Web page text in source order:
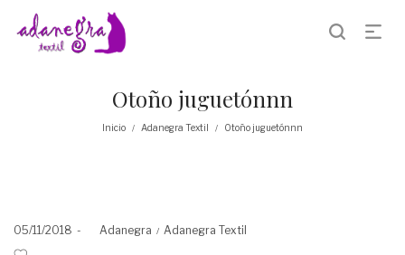
Otoño juguetónnn
Inicio / Adanegra Textil / Otoño juguetónnn
Posted
on
05/11/2018 byAdanegra
Posted
Adanegra Textil